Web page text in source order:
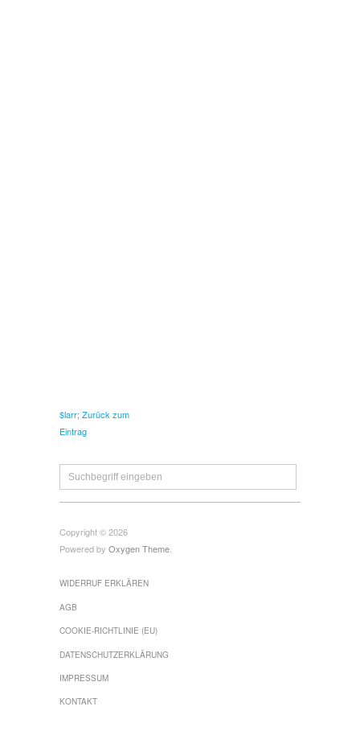
$larr; Zurück zum
Eintrag
Copyright © 2026
Powered by Oxygen Theme.
WIDERRUF ERKLÄREN
AGB
COOKIE-RICHTLINIE (EU)
DATENSCHUTZERKLÄRUNG
IMPRESSUM
KONTAKT